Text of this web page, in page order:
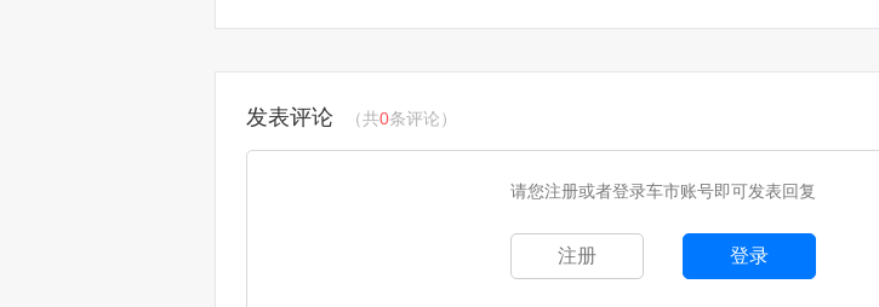
发表评论 （共0条评论）
请您注册或者登录车市账号即可发表回复
注册 登录